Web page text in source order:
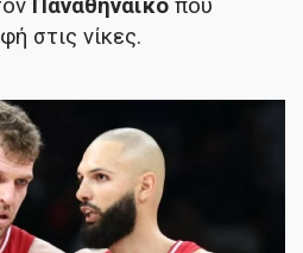
Παναθηναϊκό που
στις νίκες.